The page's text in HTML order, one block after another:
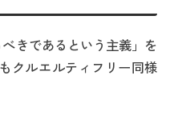
きであるという主義」を
クルエルティフリー同様